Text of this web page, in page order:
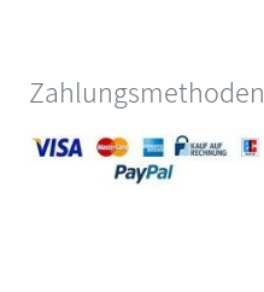
Zahlungsmethoden